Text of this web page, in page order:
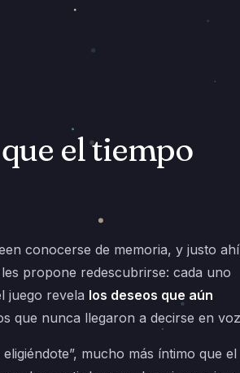
el tiempo
conocerse de memoria, y justo
propone redescubrirse: cada uno
juego revela los deseos que aún
que nunca llegaron a decirse en
mucho más íntimo que el